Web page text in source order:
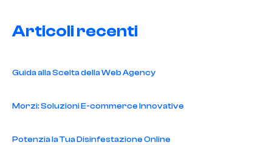
Articoli recenti
Guida alla Scelta della Web Agency
Morzi: Soluzioni E-commerce Innovative
Potenzia la Tua Disinfestazione Online